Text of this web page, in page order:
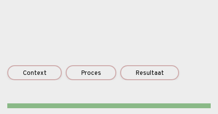
Context Proces Resultaat